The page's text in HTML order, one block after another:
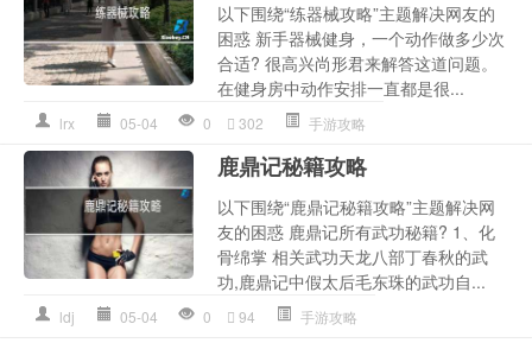
以下围绕“练器械攻略”主题解决网友的
困惑 新手器械健身，一个动作做多少次
合适? 很高兴尚形君来解答这道问题。
在健身房中动作安排一直都是很...
lrx 05-04 0 302 手游攻略
鹿鼎记秘籍攻略
以下围绕“鹿鼎记秘籍攻略”主题解决网
友的困惑 鹿鼎记所有武功秘籍? 1、化
骨绵掌 相关武功天龙八部丁春秋的武
功,鹿鼎记中假太后毛东珠的武功自...
ldj 05-04 0 94 手游攻略